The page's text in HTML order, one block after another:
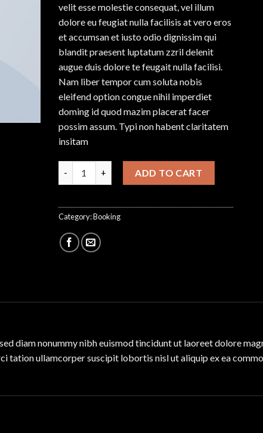
velit esse molestie consequat, vel illum
dolore eu feugiat nulla facilisis at vero eros
et accumsan et iusto odio dignissim qui
blandit praesent luptatum zzril delenit
augue duis dolore te feugait nulla facilisi.
Nam liber tempor cum soluta nobis
eleifend option congue nihil imperdiet
doming id quod mazim placerat facer
possim assum. Typi non habent claritatem
insitam
ADD TO CART
Category:Booking
diam nonummy nibh euismod tincidunt ut laoreet dolore
tation ullamcorper suscipit lobortis nisl ut aliquip ex ea